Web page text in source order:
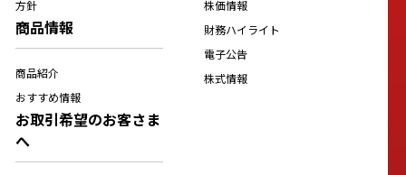
方針
商品情報
商品紹介
おすすめ情報
お取引希望のお客さま
へ
株価情報
財務ハイライト
電子公告
株式情報